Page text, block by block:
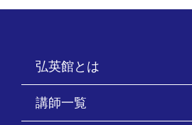
弘英館とは
講師一覧